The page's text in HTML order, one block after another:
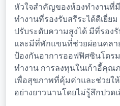
หัวใจสำคัญของห้องทำงานที่
ทำงานที่รองรับสรีระได้ดีเยี่ย
ปรับระดับความสูงได้ มีที่รอง
และมีที่พักแขนที่ช่วยผ่อนคลา
ป้องกันอาการออฟฟิศซินโดร
ทำงาน การลงทุนในเก้าอี้คุณ
เพื่อสุขภาพที่คุ้มค่าและช่วยใ
อย่างยาวนานโดยไม่รู้สึกปวด